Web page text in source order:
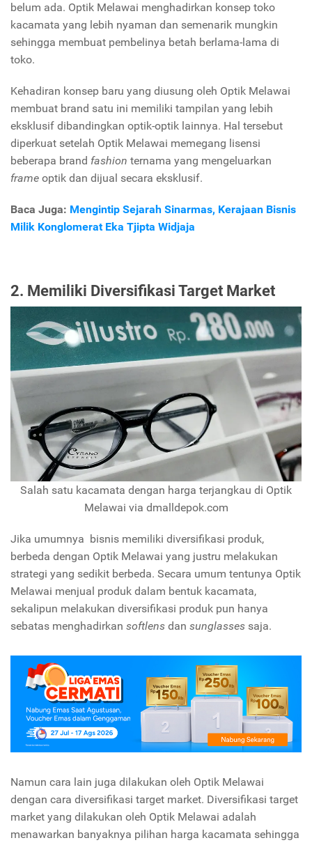
belum ada. Optik Melawai menghadirkan konsep toko
kacamata yang lebih nyaman dan semenarik mungkin
sehingga membuat pembelinya betah berlama-lama di
toko.
Kehadiran konsep baru yang diusung oleh Optik Melawai
membuat brand satu ini memiliki tampilan yang lebih
eksklusif dibandingkan optik-optik lainnya. Hal tersebut
diperkuat setelah Optik Melawai memegang lisensi
beberapa brand fashion ternama yang mengeluarkan
frame optik dan dijual secara eksklusif.
Baca Juga: Mengintip Sejarah Sinarmas, Kerajaan Bisnis
Milik Konglomerat Eka Tjipta Widjaja
2. Memiliki Diversifikasi Target Market
Salah satu kacamata dengan harga terjangkau di Optik
Melawai via dmalldepok.com
Jika umumnya bisnis memiliki diversifikasi produk,
berbeda dengan Optik Melawai yang justru melakukan
strategi yang sedikit berbeda. Secara umum tentunya Optik
Melawai menjual produk dalam bentuk kacamata,
sekalipun melakukan diversifikasi produk pun hanya
sebatas menghadirkan softlens dan sunglasses saja.
Namun cara lain juga dilakukan oleh Optik Melawai
dengan cara diversifikasi target market. Diversifikasi target
market yang dilakukan oleh Optik Melawai adalah
menawarkan banyaknya pilihan harga kacamata sehingga